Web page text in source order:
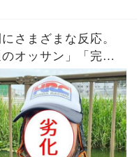
さまざまな反応。
オッサン」「完全